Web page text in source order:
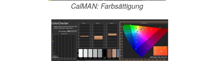
CalMAN: Farbsättigung